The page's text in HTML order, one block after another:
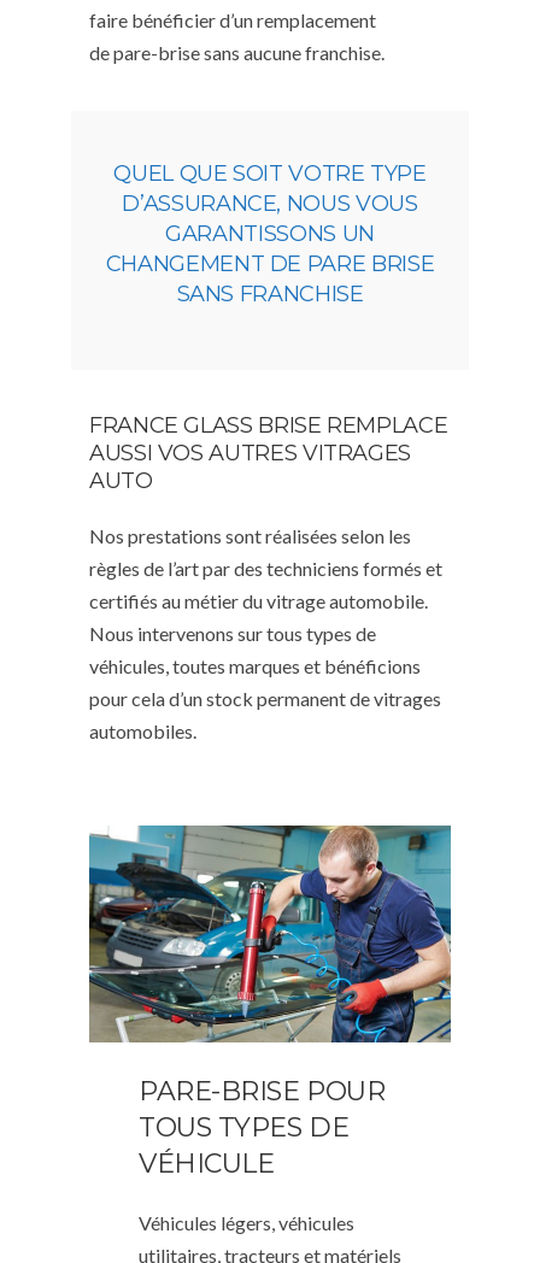
faire bénéficier d’un remplacement
de pare-brise sans aucune franchise.
QUEL QUE SOIT VOTRE TYPE
D’ASSURANCE, NOUS VOUS
GARANTISSONS UN
CHANGEMENT DE PARE BRISE
SANS FRANCHISE
FRANCE GLASS BRISE REMPLACE
AUSSI VOS AUTRES VITRAGES
AUTO
Nos prestations sont réalisées selon les
règles de l’art par des techniciens formés et
certifiés au métier du vitrage automobile.
Nous intervenons sur tous types de
véhicules, toutes marques et bénéficions
pour cela d’un stock permanent de vitrages
automobiles.
PARE-BRISE POUR
TOUS TYPES DE
VÉHICULE
Véhicules légers, véhicules
utilitaires, tracteurs et matériels